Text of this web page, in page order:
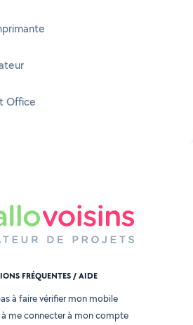
Office
FRÉQUENTES / AIDE
à faire vérifier mon mobile
à me connecter à mon compte